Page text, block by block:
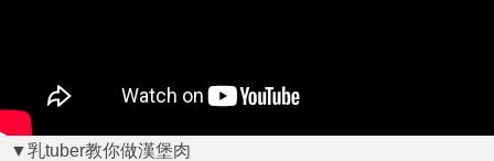
▼乳tuber教你做漢堡肉